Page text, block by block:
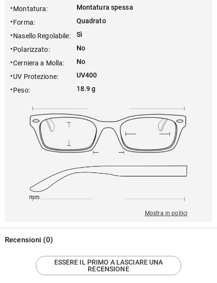
Montatura:
Montatura spessa
Forma:
Quadrato
Nasello Regolabile:
Sì
Polarizzato:
No
Cerniera a Molla:
No
UV Protezione:
UV400
Peso: 18.9 g
145mm
Mostra in pollici
Recensioni (0)
ESSERE IL PRIMO A LASCIARE UNA
RECENSIONE